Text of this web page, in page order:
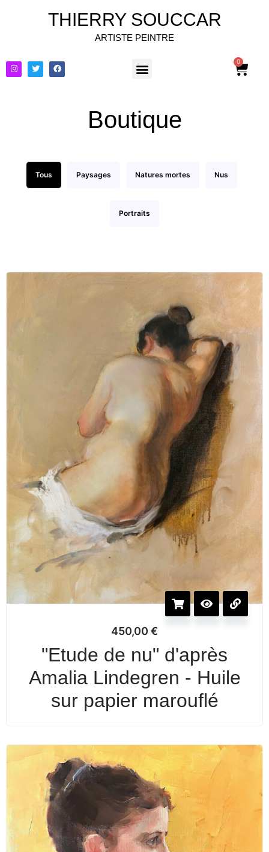
THIERRY SOUCCAR
ARTISTE PEINTRE
0
Boutique
Tous Paysages Natures mortes Nus
Portraits
450,00 €
"Etude de nu" d'après
Amalia Lindegren - Huile
sur papier marouflé